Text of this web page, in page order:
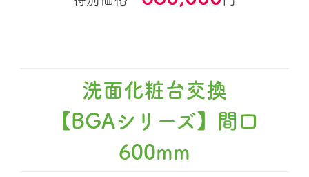
洗面化粧台交換
【BGAシリーズ】間口
600mm